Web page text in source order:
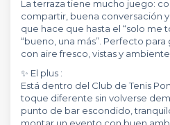
La terraza tiene mucho juego:
compartir, buena conversación
que hace que hasta el “solo me
“bueno, una más”. Perfecto
con aire fresco, vistas y
✨ El plus :
Está dentro del Club de Tenis
toque diferente sin volverse
punto de bar escondido,